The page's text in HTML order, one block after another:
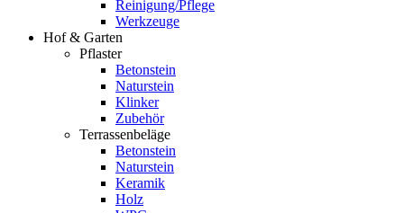
Reinigung/Pflege
Werkzeuge
Hof & Garten
Pflaster
Betonstein
Naturstein
Klinker
Zubehör
Terrassenbeläge
Betonstein
Naturstein
Keramik
Holz